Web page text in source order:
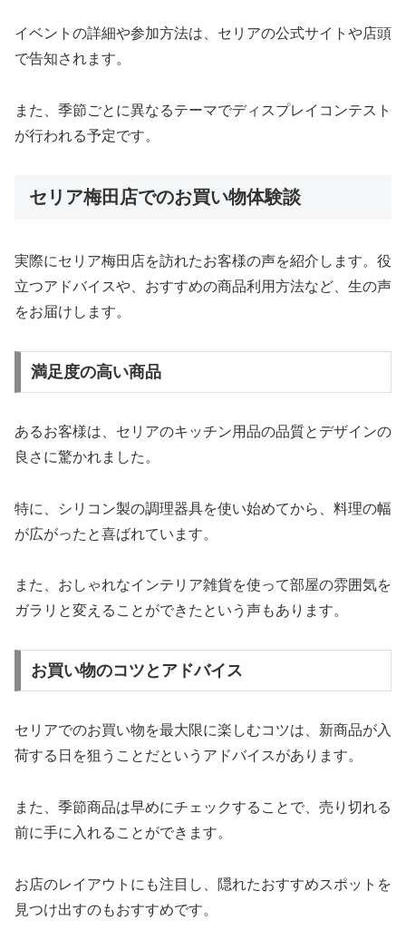
イベントの詳細や参加方法は、セリアの公式サイトや店頭
で告知されます。
また、季節ごとに異なるテーマでディスプレイコンテスト
が行われる予定です。
セリア梅田店でのお買い物体験談
実際にセリア梅田店を訪れたお客様の声を紹介します。役
立つアドバイスや、おすすめの商品利用方法など、生の声
をお届けします。
満足度の高い商品
あるお客様は、セリアのキッチン用品の品質とデザインの
良さに驚かれました。
特に、シリコン製の調理器具を使い始めてから、料理の幅
が広がったと喜ばれています。
また、おしゃれなインテリア雑貨を使って部屋の雰囲気を
ガラリと変えることができたという声もあります。
お買い物のコツとアドバイス
セリアでのお買い物を最大限に楽しむコツは、新商品が入
荷する日を狙うことだというアドバイスがあります。
また、季節商品は早めにチェックすることで、売り切れる
前に手に入れることができます。
お店のレイアウトにも注目し、隠れたおすすめスポットを
見つけ出すのもおすすめです。